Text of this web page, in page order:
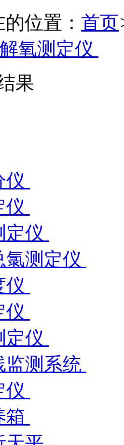
位置： 首页
氧测定仪
果
仪
仪
定仪
氯测定仪
仪
仪
定仪
监测系统
仪
箱